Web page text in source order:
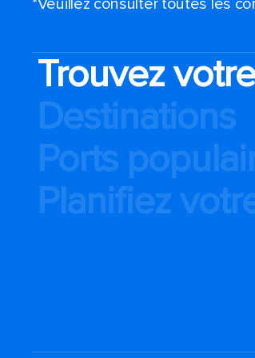
*Veuillez consulter toutes les
Trouvez
Destinations
Ports
Planifiez